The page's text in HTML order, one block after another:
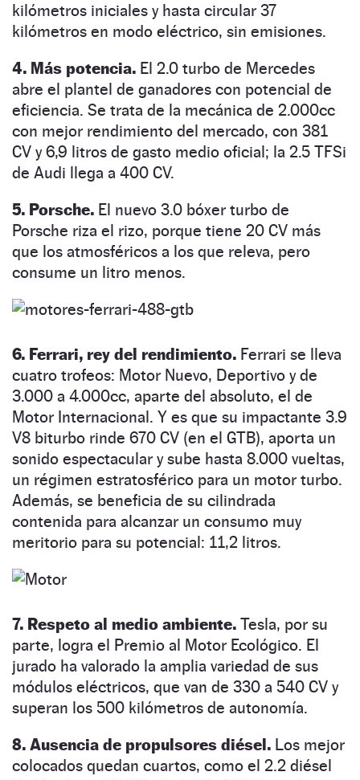
kilómetros iniciales y hasta circular 37
kilómetros en modo eléctrico, sin emisiones.
4. Más potencia. El 2.0 turbo de Mercedes
abre el plantel de ganadores con potencial de
eficiencia. Se trata de la mecánica de 2.000cc
con mejor rendimiento del mercado, con 381
CV y 6,9 litros de gasto medio oficial; la 2.5 TFSi
de Audi llega a 400 CV.
5. Porsche. El nuevo 3.0 bóxer turbo de
Porsche riza el rizo, porque tiene 20 CV más
que los atmosféricos a los que releva, pero
consume un litro menos.
6. Ferrari, rey del rendimiento. Ferrari se lleva
cuatro trofeos: Motor Nuevo, Deportivo y de
3.000 a 4.000cc, aparte del absoluto, el de
Motor Internacional. Y es que su impactante 3.9
V8 biturbo rinde 670 CV (en el GTB), aporta un
sonido espectacular y sube hasta 8.000 vueltas,
un régimen estratosférico para un motor turbo.
Además, se beneficia de su cilindrada
contenida para alcanzar un consumo muy
meritorio para su potencial: 11,2 litros.
7. Respeto al medio ambiente. Tesla, por su
parte, logra el Premio al Motor Ecológico. El
jurado ha valorado la amplia variedad de sus
módulos eléctricos, que van de 330 a 540 CV y
superan los 500 kilómetros de autonomía.
8. Ausencia de propulsores diésel. Los mejor
colocados quedan cuartos, como el 2.2 diésel